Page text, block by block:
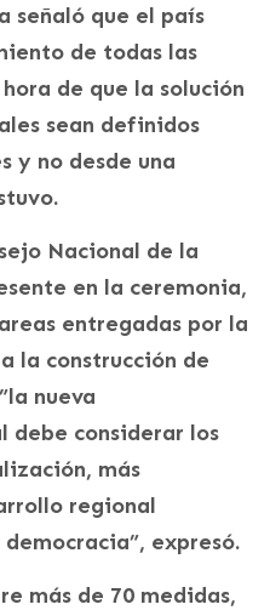
señaló que el país
de todas las
de que la solución
sean definidos
y no desde una
Nacional de la
en la ceremonia,
entregadas por la
la construcción de
nueva
considerar los
más
regional
expresó.
más de 70 medidas,